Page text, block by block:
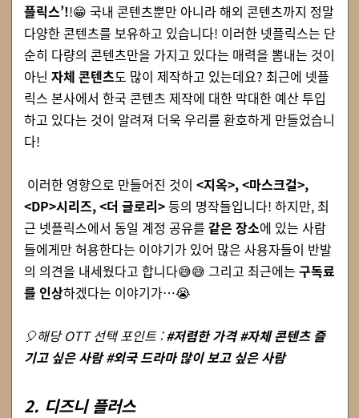
플릭스’!!😁 국내 콘텐츠뿐만 아니라 해외 콘텐츠까지 정말
다양한 콘텐츠를 보유하고 있습니다! 이러한 넷플릭스는 단
순히 다량의 콘텐츠만을 가지고 있다는 매력을 뽐내는 것이
아닌 자체 콘텐츠도 많이 제작하고 있는데요? 최근에 넷플
릭스 본사에서 한국 콘텐츠 제작에 대한 막대한 예산 투입
하고 있다는 것이 알려져 더욱 우리를 환호하게 만들었습니
다!
이러한 영향으로 만들어진 것이 <지옥>, <마스크걸>,
<DP>시리즈, <더 글로리>등의 명작들입니다! 하지만, 최
근 넷플릭스에서 동일 계정 공유를 같은 장소에 있는 사람
들에게만 허용한다는 이야기가 있어 많은 사용자들이 반발
의 의견을 내세웠다고 합니다😅😅 그리고 최근에는 구독료
를 인상하겠다는 이야기가…😭
🎈해당 OTT 선택 포인트 :#저렴한 가격 #자체 콘텐츠 즐
기고 싶은 사람 #외국 드라마 많이 보고 싶은 사람
2. 디즈니 플러스